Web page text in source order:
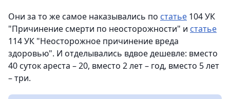
Они за то же самое наказывались по статье 104 УК
"Причинение смерти по неосторожности" и статье
114 УК "Неосторожное причинение вреда
здоровью". И отделывались вдвое дешевле: вместо
40 суток ареста – 20, вместо 2 лет – год, вместо 5 лет
– три.